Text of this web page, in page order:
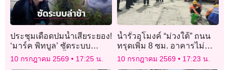
ประชุมเดือดปมน้ำเสียระยอง!
‘มาร์ค พิทบูล’ ซัดระบบ
ราชการล่าช้า จี้เอาผิดผู้
ลักลอบปล่อยน้ำเสีย
10 กรกฎาคม 2569 17:25 น.
น้ำรั่วอุโมงค์ “ม่วงใต้” ถนน
ทรุดเพิ่ม 8 ซม. อาคารไม่
ทรุดเพิ่ม คาดใช้เวลา 7-12
วัน ระบายน้ำออกได้
10 กรกฎาคม 2569 17:23 น.